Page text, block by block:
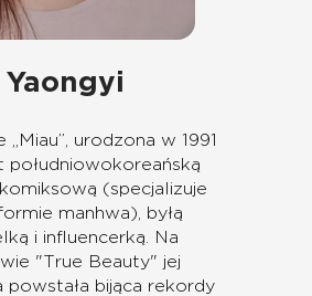
Yaongyi
„Miau”, urodzona w 1991
południowokoreańską
(specjalizuje
manhwa), byłą
i influencerką. Na
"True Beauty" jej
powstała bijąca rekordy